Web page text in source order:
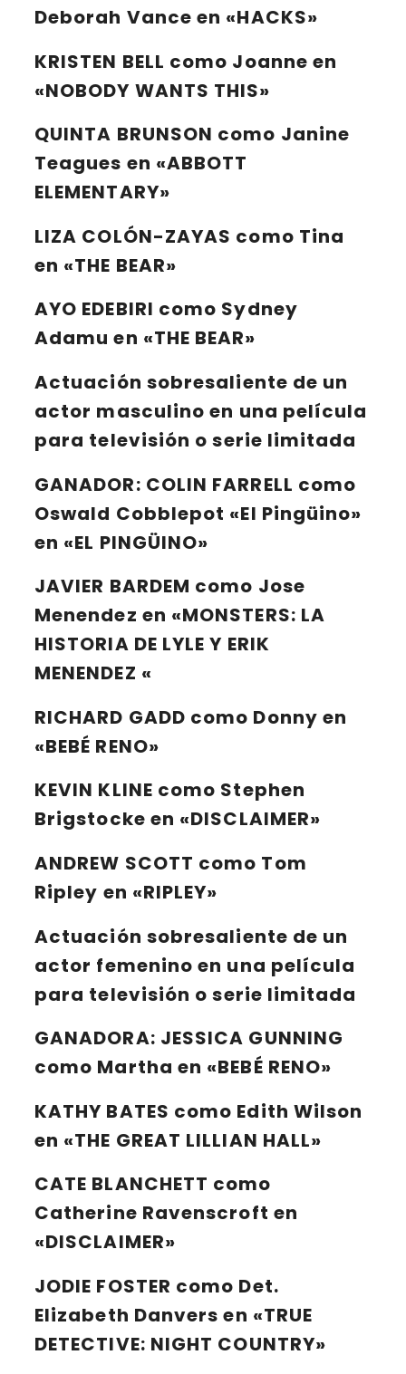
Deborah Vance en «HACKS»
KRISTEN BELL como Joanne en
«NOBODY WANTS THIS»
QUINTA BRUNSON como Janine
Teagues en «ABBOTT
ELEMENTARY»
LIZA COLÓN-ZAYAS como Tina
en «THE BEAR»
AYO EDEBIRI como Sydney
Adamu en «THE BEAR»
Actuación sobresaliente de un
actor masculino en una película
para televisión o serie limitada
GANADOR: COLIN FARRELL como
Oswald Cobblepot «El Pingüino»
en «EL PINGÜINO»
JAVIER BARDEM como Jose
Menendez en «MONSTERS: LA
HISTORIA DE LYLE Y ERIK
MENENDEZ «
RICHARD GADD como Donny en
«BEBÉ RENO»
KEVIN KLINE como Stephen
Brigstocke en «DISCLAIMER»
ANDREW SCOTT como Tom
Ripley en «RIPLEY»
Actuación sobresaliente de un
actor femenino en una película
para televisión o serie limitada
GANADORA: JESSICA GUNNING
como Martha en «BEBÉ RENO»
KATHY BATES como Edith Wilson
en «THE GREAT LILLIAN HALL»
CATE BLANCHETT como
Catherine Ravenscroft en
«DISCLAIMER»
JODIE FOSTER como Det.
Elizabeth Danvers en «TRUE
DETECTIVE: NIGHT COUNTRY»